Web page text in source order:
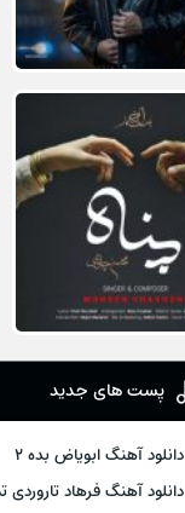
پست های جدید
دانلود آهنگ ابویاض بده ۲
دانلود آهنگ فرهاد تاروردی